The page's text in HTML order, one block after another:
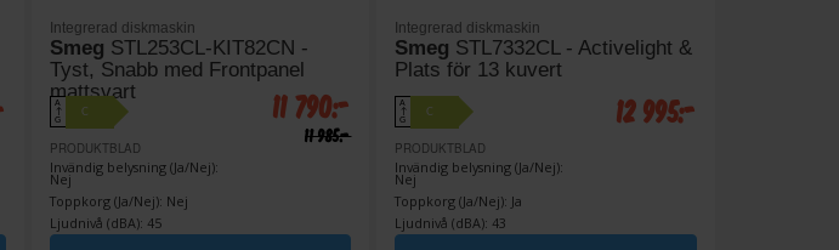
Integrerad diskmaskin
Smeg STL253CL-KIT82CN -
Tyst, Snabb med Frontpanel
mattsvart
A
↑
G
C
PRODUKTBLAD
Invändig belysning (Ja/Nej):
Nej
Toppkorg (Ja/Nej): Nej
Ljudnivå (dBA): 45
11 790:-
11 985:-
Integrerad diskmaskin
Smeg STL7332CL - Activelight &
Plats för 13 kuvert
A
↑
G
C
PRODUKTBLAD
Invändig belysning (Ja/Nej):
Nej
Toppkorg (Ja/Nej): Ja
Ljudnivå (dBA): 43
12 995:-